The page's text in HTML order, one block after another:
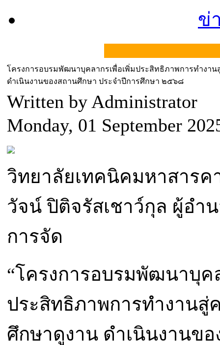
ข่
โครงการอบรมพัฒนาบุคลากรเพื่อเพิ่มประสิทธิภาพการทำงาน
ดำเนินงานของสถานศึกษา ประจำปีการศึกษา ๒๕๖๘
Written by Administrator
Monday, 01 September
วิทยาลัยเทคนิคมหาสารค
วัจน์ ปิติจรัสเชาว์กุล ผู้อำ
การจัด
“โครงการอบรมพัฒนาบุค
ประสิทธิภาพการทำงานสู่
ศึกษาดูงาน ดำเนินงานข